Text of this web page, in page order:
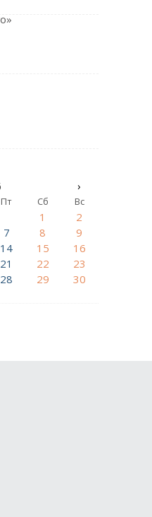
›
Пт Сб Вс
1
2
7 8
9
14 15
16
21 22
23
28 29
30